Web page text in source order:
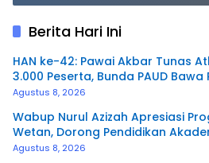
Berita Hari Ini
HAN ke-42: Pawai Akbar Tunas
3.000 Peserta, Bunda PAUD Bawa
Agustus 8, 2026
Wabup Nurul Azizah Apresiasi
Wetan, Dorong Pendidikan
Agustus 8, 2026